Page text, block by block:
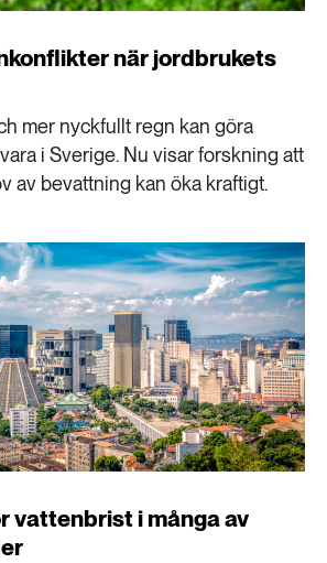
när jordbrukets
mer nyckfullt regn kan göra
i Sverige. Nu visar forskning att
av bevattning kan öka kraftigt.
vattenbrist i många av